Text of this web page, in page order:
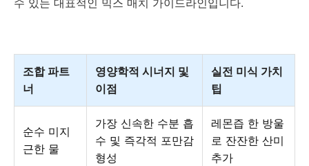
수 있는 대표적인 믹스 매치 가이드라인입니다.
조합 파트
너
영양학적 시너지 및
이점
실전 미식 가치
팁
순수 미지
근한 물
가장 신속한 수분 흡
수 및 즉각적 포만감
형성
레몬즙 한 방울
로 잔잔한 산미
추가